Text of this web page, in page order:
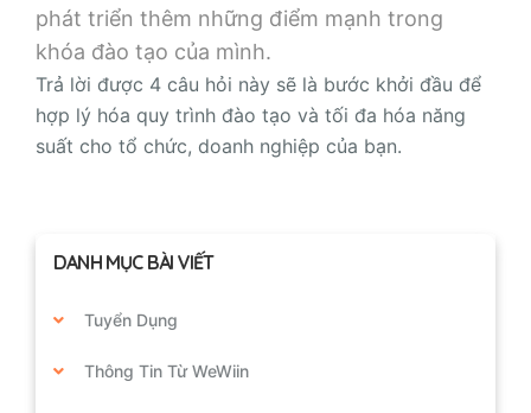
phát triển thêm những điểm mạnh trong
khóa đào tạo của mình.
Trả lời được 4 câu hỏi này sẽ là bước khởi đầu để
hợp lý hóa quy trình đào tạo và tối đa hóa năng
suất cho tổ chức, doanh nghiệp của bạn.
DANH MỤC BÀI VIẾT
Tuyển Dụng
Thông Tin Từ WeWiin